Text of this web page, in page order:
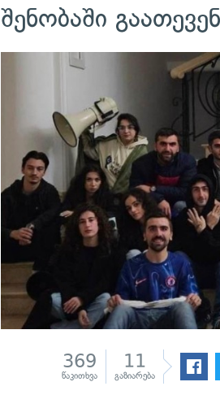
შენობაში გაათევენ
369
წაკითხვა
11
გაზიარება